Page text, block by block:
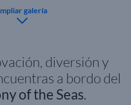
galería
diversión y
a bordo del
of the Seas.